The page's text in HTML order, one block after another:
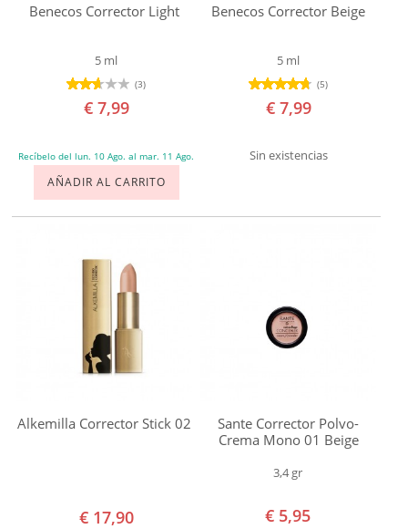
Benecos Corrector Light
5 ml
(3)
€ 7,99
Recíbelo del lun. 10 Ago. al mar. 11 Ago.
AÑADIR AL CARRITO
Benecos Corrector Beige
5 ml
(5)
€ 7,99
Sin existencias
Alkemilla Corrector Stick 02
€ 17,90
Sante Corrector Polvo-
Crema Mono 01 Beige
3,4 gr
€ 5,95